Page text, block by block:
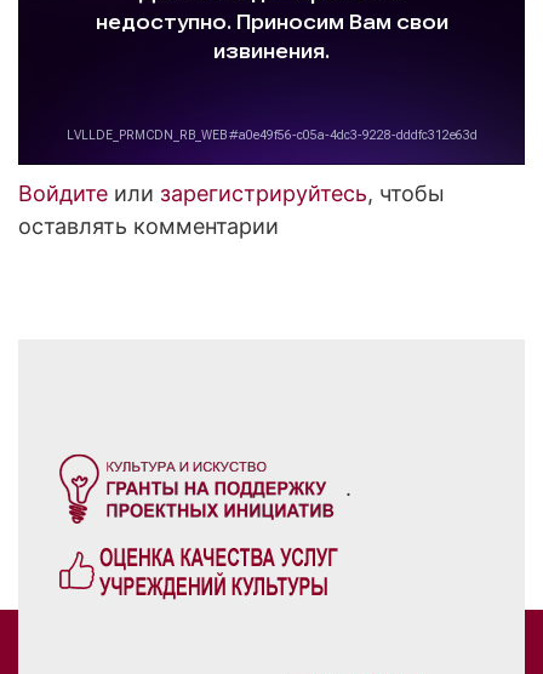
Войдите или зарегистрируйтесь, чтобы
оставлять комментарии
.